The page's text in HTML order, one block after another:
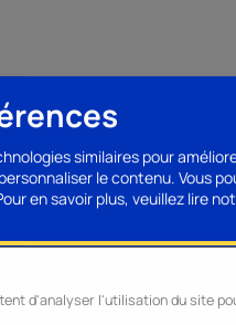
similaires pour
le contenu. Vous
en savoir plus, veuillez lire
d'analyser l'utilisation du site